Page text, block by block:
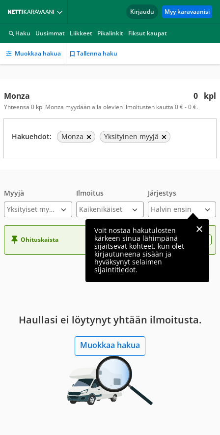
Kirjaudu Myy karavaanisi
Haku Uusimmat Liikkeet Pikalinkit Fiksut kaupat
Muokkaa hakua Tallenna haku
0 kpl
Monza
Yhteensä 0 kpl Monza myydään alla olevien ilmoitusten kautta 0 € - 0 €.
Hakuehdot: Monza Yksityinen myyjä
Myyjä
Yksityiset myyjät
Ilmoitus Järjestys
Voit nostaa hakutulosten
kärkeen sinua lähimpänä
sijaitsevat kohteet, kun olet
kirjautuneena sisään ja
hyväksynyt selaimen
sijaintitiedot.
Ohituskaista Nosta ilmoituksesi tähän?
Haullasi ei löytynyt yhtään ilmoitusta.
Muokkaa hakua